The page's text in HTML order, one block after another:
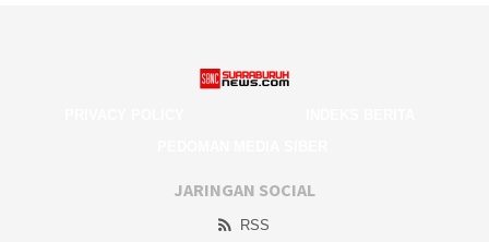
JARINGAN SOCIAL
RSS